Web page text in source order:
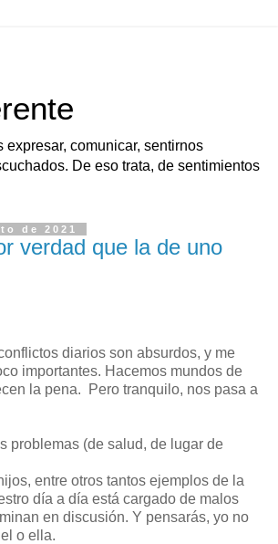
expresar, comunicar, sentirnos
De eso trata, de sentimientos
de 2021
verdad que la de uno
diarios son absurdos, y me
importantes. Hacemos mundos de
la pena. Pero tranquilo, nos pasa a
problemas (de salud, de lugar de
entre otros tantos ejemplos de la
día a día está cargado de malos
en discusión. Y pensarás, yo no
o ella.